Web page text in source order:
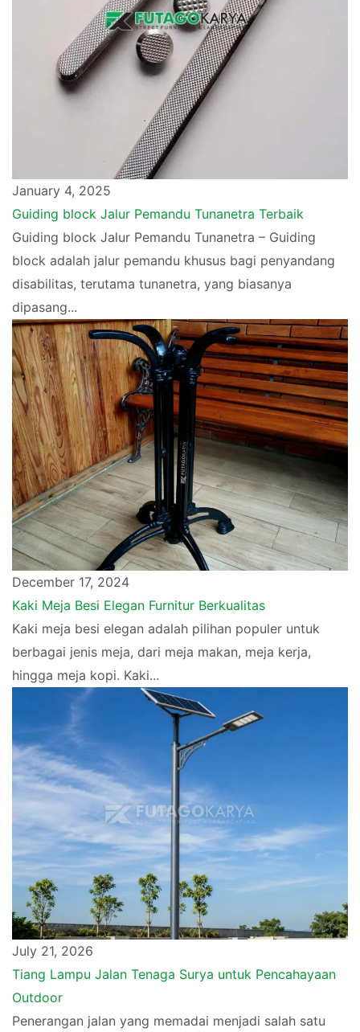
January 4, 2025
Guiding block Jalur Pemandu Tunanetra Terbaik
Guiding block Jalur Pemandu Tunanetra – Guiding
block adalah jalur pemandu khusus bagi penyandang
disabilitas, terutama tunanetra, yang biasanya
dipasang...
December 17, 2024
Kaki Meja Besi Elegan Furnitur Berkualitas
Kaki meja besi elegan adalah pilihan populer untuk
berbagai jenis meja, dari meja makan, meja kerja,
hingga meja kopi. Kaki...
July 21, 2026
Tiang Lampu Jalan Tenaga Surya untuk Pencahayaan
Outdoor
Penerangan jalan yang memadai menjadi salah satu